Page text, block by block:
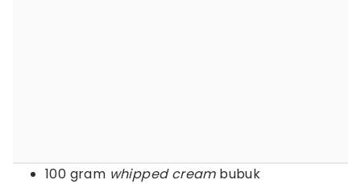
100 gram whipped creambubuk